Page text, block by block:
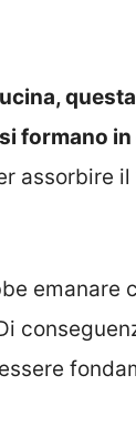
formano
assorbire
emanare